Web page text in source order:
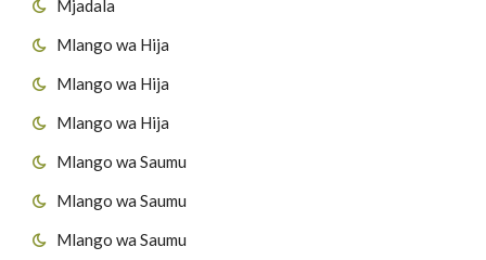
Mjadala
Mlango wa Hija
Mlango wa Hija
Mlango wa Hija
Mlango wa Saumu
Mlango wa Saumu
Mlango wa Saumu